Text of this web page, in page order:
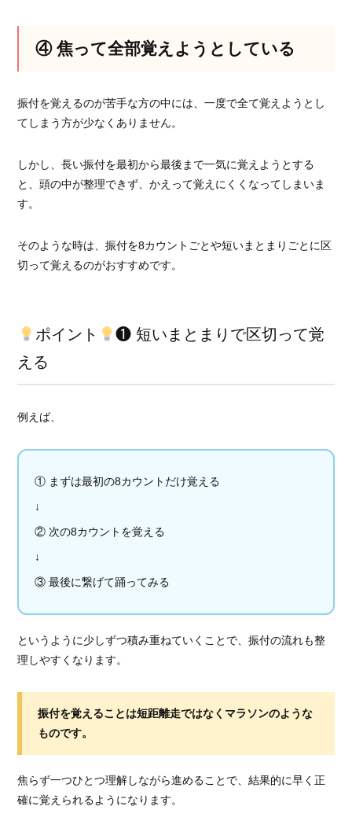
④ 焦って全部覚えようとしている
振付を覚えるのが苦手な方の中には、一度で全て覚えようとし
てしまう方が少なくありません。
しかし、長い振付を最初から最後まで一気に覚えようとする
と、頭の中が整理できず、かえって覚えにくくなってしまいま
す。
そのような時は、振付を8カウントごとや短いまとまりごとに区
切って覚えるのがおすすめです。
ポイント
❶ 短いまとまりで区切って覚
える
例えば、
① まずは最初の8カウントだけ覚える
↓
② 次の8カウントを覚える
↓
③ 最後に繋げて踊ってみる
というように少しずつ積み重ねていくことで、振付の流れも整
理しやすくなります。
振付を覚えることは短距離走ではなくマラソンのような
ものです。
焦らず一つひとつ理解しながら進めることで、結果的に早く正
確に覚えられるようになります。